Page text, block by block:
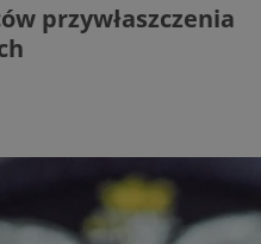
przywłaszczenia